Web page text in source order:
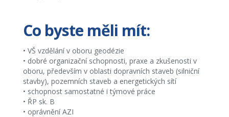
Co byste měli mít:
• VŠ vzdělání v oboru geodézie
• dobré organizační schopnosti, praxe a zkušenosti v
oboru, především v oblasti dopravních staveb (silniční
stavby), pozemních staveb a energetických sítí
• schopnost samostatné i týmové práce
• ŘP sk. B
• oprávnění AZI